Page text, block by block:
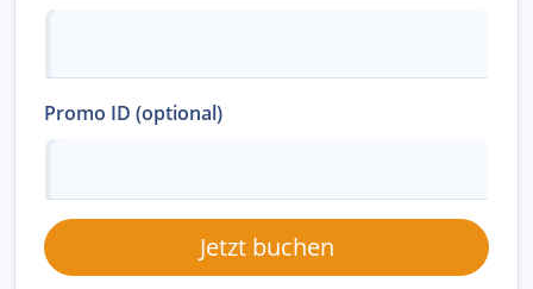
Promo ID (optional)
Jetzt buchen